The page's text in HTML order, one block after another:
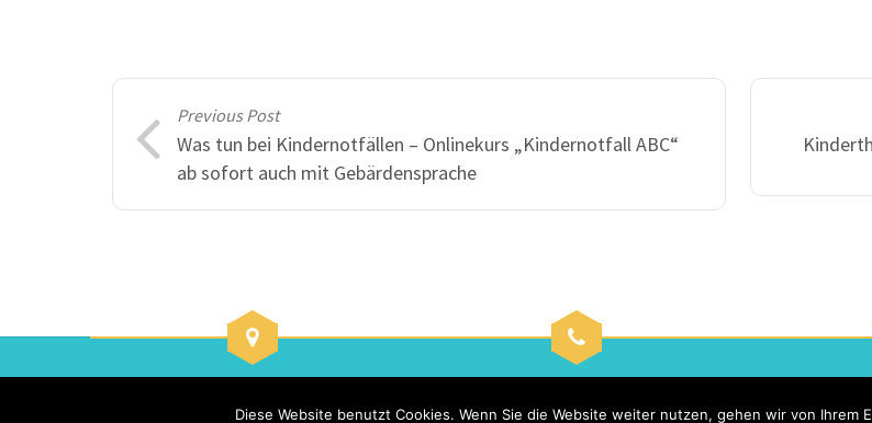
Previous Post
Was tun bei Kindernotfällen – Onlinekurs „Kindernotfall ABC“
ab sofort auch mit Gebärdensprache
Diese Website benutzt Cookies. Wenn Sie die Website weiter nutzen, gehen wir von Ihrem